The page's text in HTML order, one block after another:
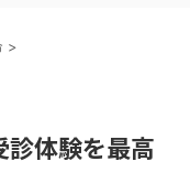
>
体験を最高